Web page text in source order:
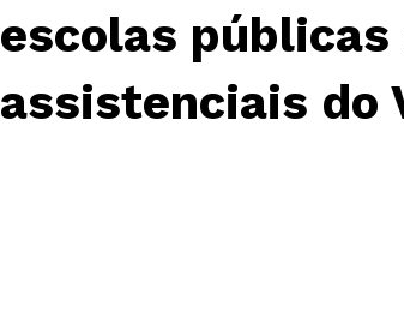
escolas
assistenciais do